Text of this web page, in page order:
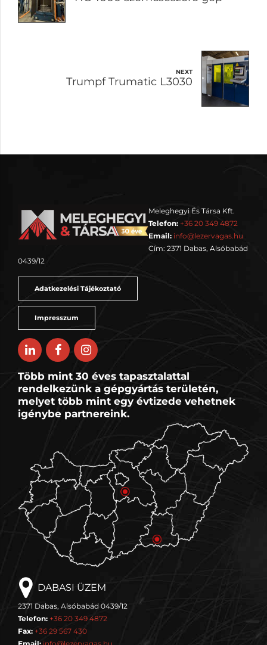
NEXT
Trumpf Trumatic L3030
Meleghegyi És Társa Kft.
Telefon: +36 20 349 4872
Email: info@lezervagas.hu
Cím: 2371 Dabas, Alsóbabád
0439/12
Adatkezelési Tájékoztató
Impresszum
Több mint 30 éves tapasztalattal
rendelkezünk a gépgyártás területén,
melyet több mint egy évtizede vehetnek
igénybe partnereink.
DABASI ÜZEM
2371 Dabas, Alsóbabád 0439/12
Telefon: +36 20 349 4872
Fax: +36 29 567 430